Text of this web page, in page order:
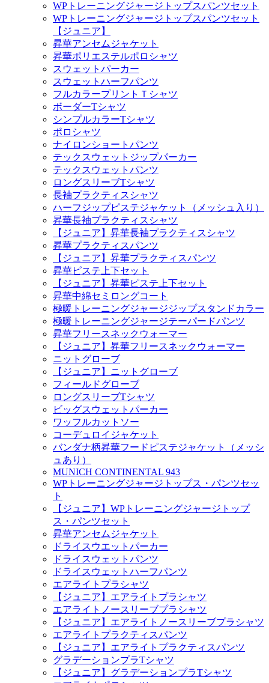
WPトレーニングジャージトップスパンツセット
WPトレーニングジャージトップスパンツセット
【ジュニア】
昇華アンセムジャケット
昇華ポリエステルポロシャツ
スウェットパーカー
スウェットハーフパンツ
フルカラープリントＴシャツ
ボーダーTシャツ
シンプルカラーTシャツ
ポロシャツ
ナイロンショートパンツ
テックスウェットジップパーカー
テックスウェットパンツ
ロングスリーブTシャツ
長袖プラクティスシャツ
ハーフジップピステジャケット（メッシュ入り）
昇華長袖プラクティスシャツ
【ジュニア】昇華長袖プラクティスシャツ
昇華プラクティスパンツ
【ジュニア】昇華プラクティスパンツ
昇華ピステ上下セット
【ジュニア】昇華ピステ上下セット
昇華中綿セミロングコート
極暖トレーニングジャージジップスタンドカラー
極暖トレーニングジャージテーパードパンツ
昇華フリースネックウォーマー
【ジュニア】昇華フリースネックウォーマー
ニットグローブ
【ジュニア】ニットグローブ
フィールドグローブ
ロングスリーブTシャツ
ビッグスウェットパーカー
ワッフルカットソー
コーデュロイジャケット
バンダナ柄昇華フードピステジャケット（メッシ
ュあり）
MUNICH CONTINENTAL 943
WPトレーニングジャージトップス・パンツセッ
ト
【ジュニア】WPトレーニングジャージトップ
ス・パンツセット
昇華アンセムジャケット
ドライスウエットパーカー
ドライスウェットパンツ
ドライスウェットハーフパンツ
エアライトプラシャツ
【ジュニア】エアライトプラシャツ
エアライトノースリーブプラシャツ
【ジュニア】エアライトノースリーブプラシャツ
エアライトプラクティスパンツ
【ジュニア】エアライトプラクティスパンツ
グラデーションプラTシャツ
【ジュニア】グラデーションプラTシャツ